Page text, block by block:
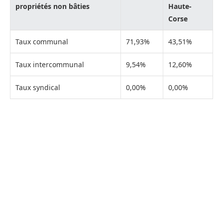
propriétés non bâties
Haute-
Corse
Taux communal 71,93% 43,51%
Taux intercommunal 9,54% 12,60%
Taux syndical 0,00% 0,00%